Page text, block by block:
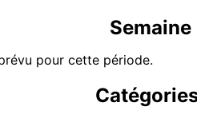
pour cette période.